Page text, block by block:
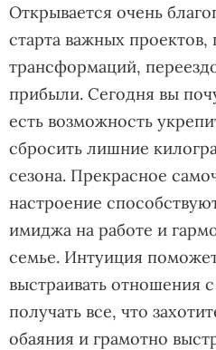
Открывается очень
старта важных проектов,
трансформаций,
прибыли. Сегодня вы
есть возможность
сбросить лишние
сезона. Прекрасное
настроение
имиджа на работе и
семье. Интуиция
выстраивать отношения
получать все, что
обаяния и грамотно